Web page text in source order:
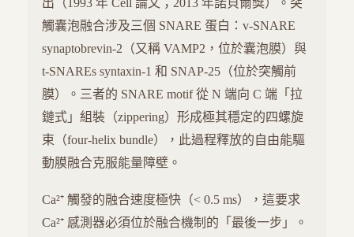
觸囊泡融合涉及三個 SNARE 蛋白：v-SNARE
synaptobrevin-2（又稱 VAMP2，位於囊泡膜）與
t-SNAREs syntaxin-1 和 SNAP-25（位於突觸前
膜）。三者的 SNARE motif 從 N 端向 C 端「拉
鏈式」組裝（zippering）形成極其穩定的四螺旋
束（four-helix bundle），此過程釋放的自由能驅
動膜融合克服能量障壁。
Ca²⁺ 觸發的融合速度極快（< 0.5 ms），這要求
Ca²⁺ 感測器必須位於融合機制的「最後一步」。